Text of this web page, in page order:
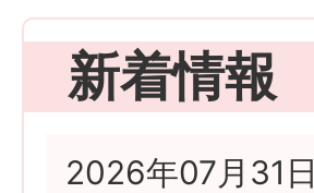
新着情報
2026年07月31日